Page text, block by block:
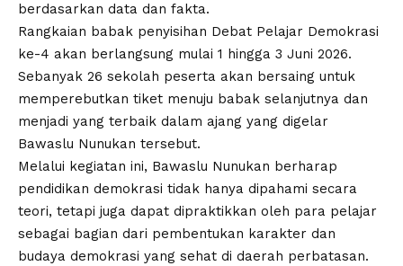
berdasarkan data dan fakta.
Rangkaian babak penyisihan Debat Pelajar Demokrasi
ke-4 akan berlangsung mulai 1 hingga 3 Juni 2026.
Sebanyak 26 sekolah peserta akan bersaing untuk
memperebutkan tiket menuju babak selanjutnya dan
menjadi yang terbaik dalam ajang yang digelar
Bawaslu Nunukan tersebut.
Melalui kegiatan ini, Bawaslu Nunukan berharap
pendidikan demokrasi tidak hanya dipahami secara
teori, tetapi juga dapat dipraktikkan oleh para pelajar
sebagai bagian dari pembentukan karakter dan
budaya demokrasi yang sehat di daerah perbatasan.